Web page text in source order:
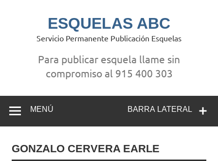
ESQUELAS ABC
Servicio Permanente Publicación Esquelas
Para publicar esquela llame sin
compromiso al 915 400 303
BARRA LATERAL
MENÚ
GONZALO CERVERA EARLE